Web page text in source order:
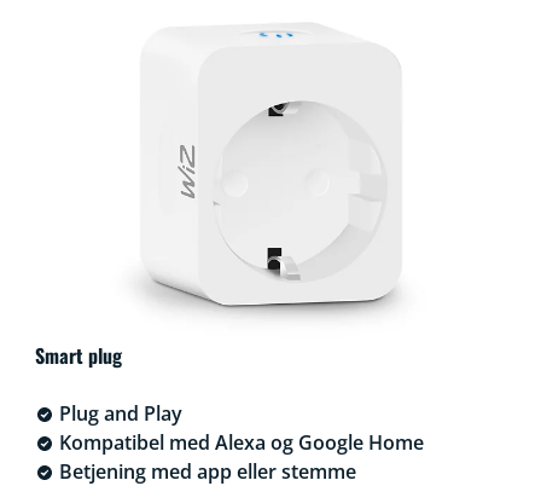
Smart plug
Plug and Play
Kompatibel med Alexa og Google Home
Betjening med app eller stemme